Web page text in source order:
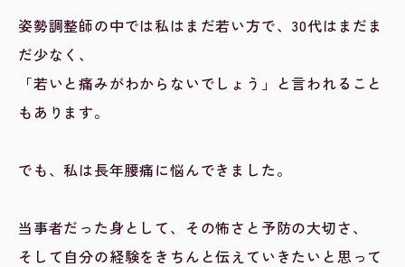
姿勢調整師の中では私はまだ若い方で、30代はまだま
だ少なく、
「若いと痛みがわからないでしょう」と言われること
もあります。
でも、私は長年腰痛に悩んできました。
当事者だった身として、その怖さと予防の大切さ、
そして自分の経験をきちんと伝えていきたいと思って